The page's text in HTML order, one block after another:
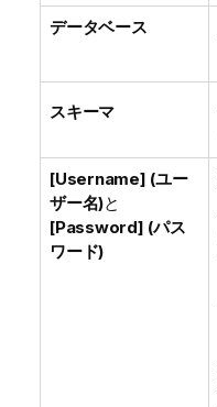
データベース
スキーマ
[Username] (ユー
ザー名)と
[Password] (パス
ワード)